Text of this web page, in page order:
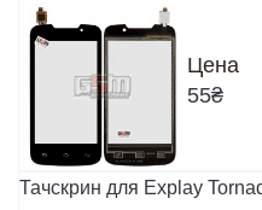
Цена
55₴
Тачскрин для Explay